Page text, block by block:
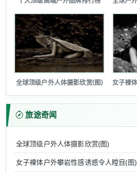
全球顶级户外人体摄影欣赏(图)
旅途奇闻
全球顶级户外人体摄影欣赏(图)
女子裸体户外攀岩性感诱惑令人瞠目(图)